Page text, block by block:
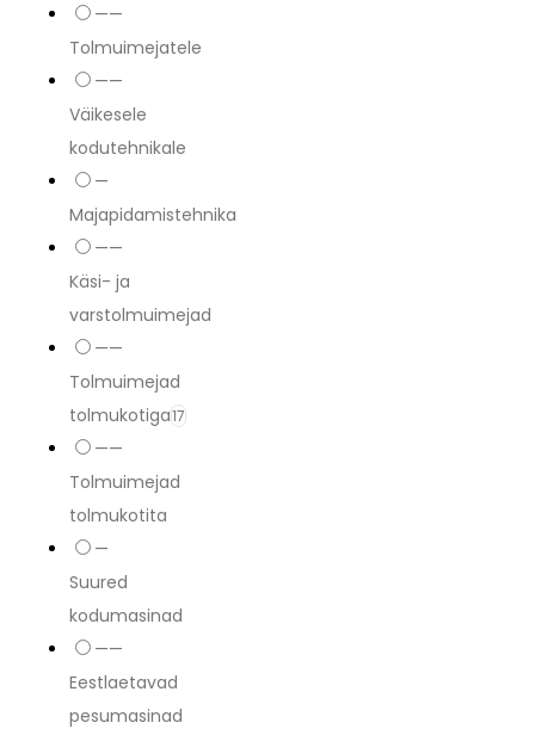
——
Tolmuimejatele
——
Väikesele
kodutehnikale
—
Majapidamistehnika
——
Käsi- ja
varstolmuimejad
——
Tolmuimejad
tolmukotiga17
——
Tolmuimejad
tolmukotita
—
Suured
kodumasinad
——
Eestlaetavad
pesumasinad